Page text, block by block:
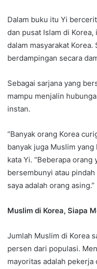
Dalam buku itu Yi
dan pusat Islam di
dalam masyarakat
berdampingan secara
Sebagai sarjana yang
mampu menjalin
instan.
“Banyak orang Korea
banyak juga Muslim yang
kata Yi. “Beberapa
bersembunyi atau
saya adalah orang asing.”
Muslim di Korea, Siapa
Jumlah Muslim di Korea
persen dari populasi.
mayoritas adalah